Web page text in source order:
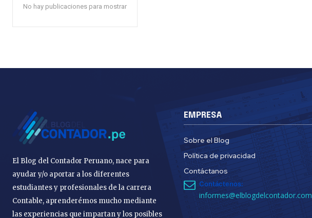
No hay publicaciones para mostrar
El Blog del Contador Peruano, nace para
ayudar y/o aportar a los diferentes
estudiantes y profesionales de la carrera
Contable, aprenderémos mucho mediante
las experiencias que impartan y los posibles
EMPRESA
Sobre el Blog
Política de privacidad
Contáctanos
Contáctenos:
informes@elblogdelcontador.com